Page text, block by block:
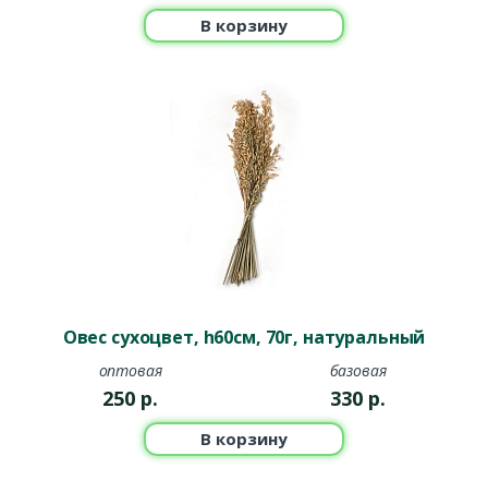
В корзину
Овес сухоцвет, h60см, 70г, натуральный
оптовая
250 р.
базовая
330 р.
В корзину